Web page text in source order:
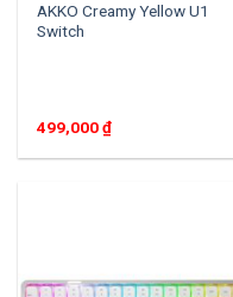
AKKO Creamy Yellow U1
Switch
499,000₫